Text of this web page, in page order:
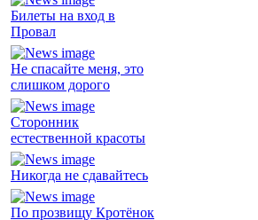
Билеты на вход в
Провал
Не спасайте меня, это
слишком дорого
Сторонник
естественной красоты
Никогда не сдавайтесь
По прозвищу Кротёнок